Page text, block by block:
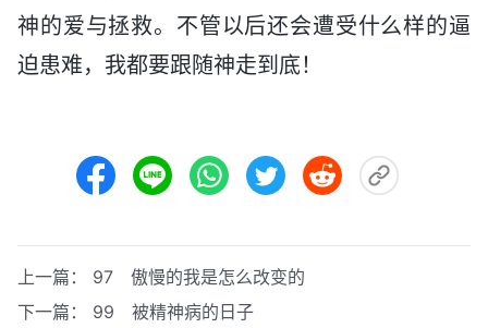
神的爱与拯救。不管以后还会遭受什么样的逼
迫患难，我都要跟随神走到底！
上一篇： 97 傲慢的我是怎么改变的
下一篇： 99 被精神病的日子